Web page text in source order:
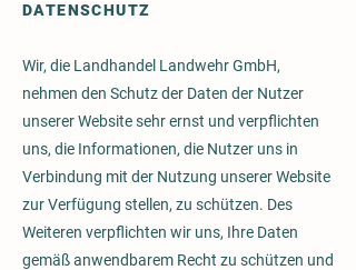
DATENSCHUTZ
Wir, die Landhandel Landwehr GmbH,
nehmen den Schutz der Daten der Nutzer
unserer Website sehr ernst und verpflichten
uns, die Informationen, die Nutzer uns in
Verbindung mit der Nutzung unserer Website
zur Verfügung stellen, zu schützen. Des
Weiteren verpflichten wir uns, Ihre Daten
gemäß anwendbarem Recht zu schützen und